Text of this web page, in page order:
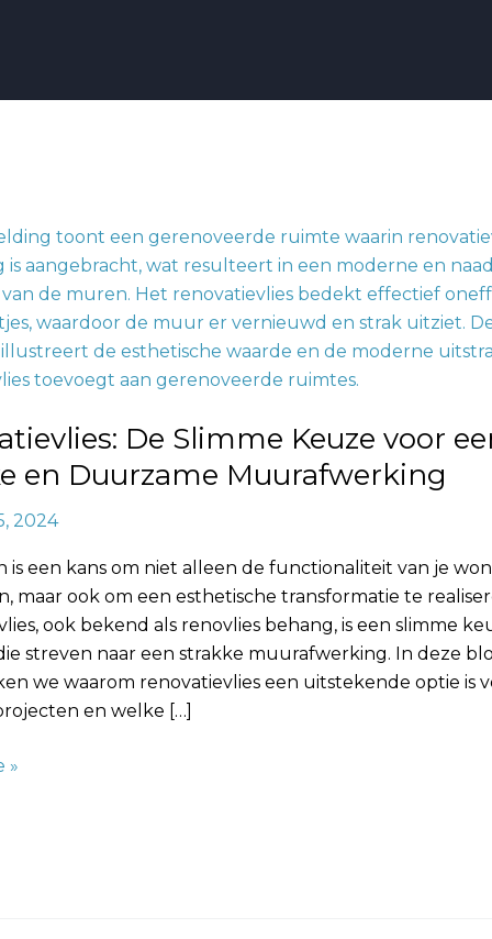
De Slimme Keuze voor
en Duurzame Muurafwerking
2024
is een kans om niet alleen de functionaliteit van je
maar ook om een esthetische transformatie te
ook bekend als renovlies behang, is een slimme
streven naar een strakke muurafwerking. In deze
we waarom renovatievlies een uitstekende optie is
en welke […]
»